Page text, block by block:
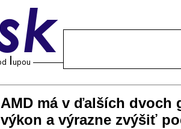
AMD má v ďalších dvoch
výkon a výrazne zvýšiť